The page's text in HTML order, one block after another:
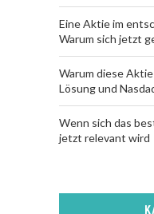
Eine Aktie im
Warum sich jetzt
Warum diese
Lösung und
Wenn sich das
jetzt relevant wird